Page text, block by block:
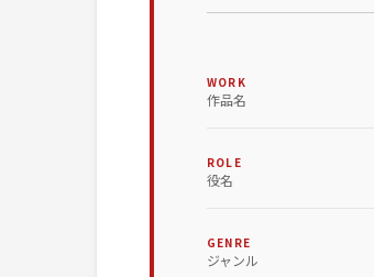
WORK
作品名
ROLE
役名
GENRE
ジャンル